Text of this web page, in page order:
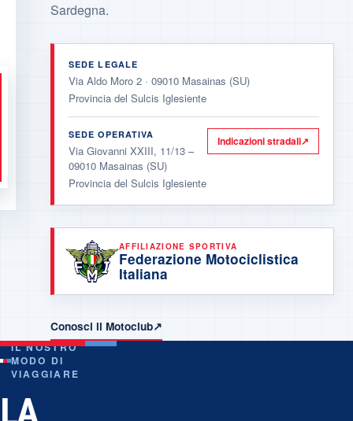
Sardegna.
SEDE LEGALE
Via Aldo Moro 2 · 09010 Masainas (SU)
Provincia del Sulcis Iglesiente
SEDE OPERATIVA
Via Giovanni XXIII, 11/13 –
09010 Masainas (SU)
Provincia del Sulcis Iglesiente
Indicazioni stradali↗
AFFILIAZIONE SPORTIVA
Federazione Motociclistica
Italiana
Conosci il Motoclub↗
IL NOSTRO
MODO DI
VIAGGIARE
LA